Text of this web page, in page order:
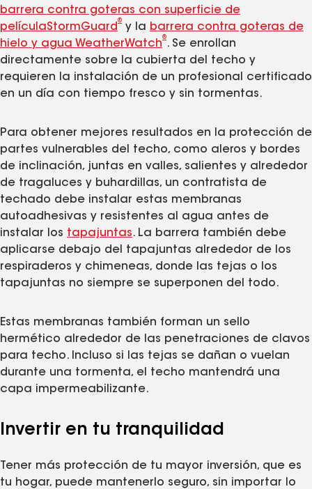
barrera contra goteras con superficie de
películaStormGuard
®
y la barrera contra goteras de
hielo y agua WeatherWatch
®
. Se enrollan
directamente sobre la cubierta del techo y
requieren la instalación de un profesional certificado
en un día con tiempo fresco y sin tormentas.
Para obtener mejores resultados en la protección de
partes vulnerables del techo, como aleros y bordes
de inclinación, juntas en valles, salientes y alrededor
de tragaluces y buhardillas, un contratista de
techado debe instalar estas membranas
autoadhesivas y resistentes al agua antes de
instalar los tapajuntas. La barrera también debe
aplicarse debajo del tapajuntas alrededor de los
respiraderos y chimeneas, donde las tejas o los
tapajuntas no siempre se superponen del todo.
Estas membranas también forman un sello
hermético alrededor de las penetraciones de clavos
para techo. Incluso si las tejas se dañan o vuelan
durante una tormenta, el techo mantendrá una
capa impermeabilizante.
Invertir en tu tranquilidad
Tener más protección de tu mayor inversión, que es
tu hogar, puede mantenerlo seguro, sin importar lo